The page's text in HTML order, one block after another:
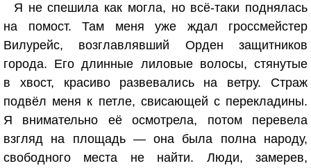
Я не спешила как могла, но всё-таки поднялась
на помост. Там меня уже ждал гроссмейстер
Вилурейс, возглавлявший Орден защитников
города. Его длинные лиловые волосы, стянутые
в хвост, красиво развевались на ветру. Страж
подвёл меня к петле, свисающей с перекладины.
Я внимательно её осмотрела, потом перевела
взгляд на площадь — она была полна народу,
свободного места не найти. Люди, замерев,